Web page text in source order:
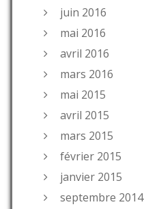
juin 2016
mai 2016
avril 2016
mars 2016
mai 2015
avril 2015
mars 2015
février 2015
janvier 2015
septembre 2014